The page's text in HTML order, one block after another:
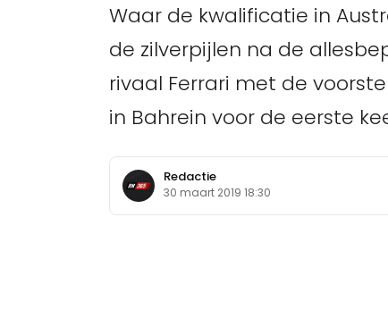
Waar de kwalificatie in
de zilverpijlen na de
rivaal Ferrari met de
in Bahrein voor de eerste
Redactie
30 maart 2019 18:30